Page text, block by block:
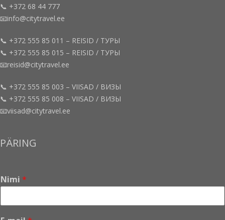
📞 +372 68 44 777
📧info@citytravel.ee
📞 +372 555 85 011 – REISID / ТУРЫ
📞 +372 555 85 015 – REISID / ТУРЫ
📧reisid@citytravel.ee
📞 +372 555 85 003 – VIISAD / ВИЗЫ
📞 +372 555 85 008 – VIISAD / ВИЗЫ
📧viisad@citytravel.ee
PÄRING
Nimi *